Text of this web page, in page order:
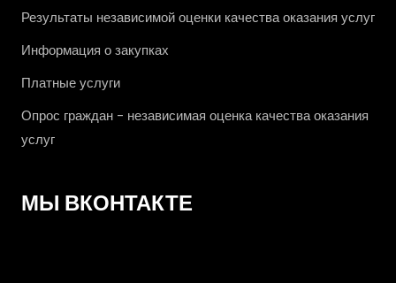
Результаты независимой оценки качества оказания услуг
Информация о закупках
Платные услуги
Опрос граждан - независимая оценка качества оказания
услуг
МЫ ВКОНТАКТЕ